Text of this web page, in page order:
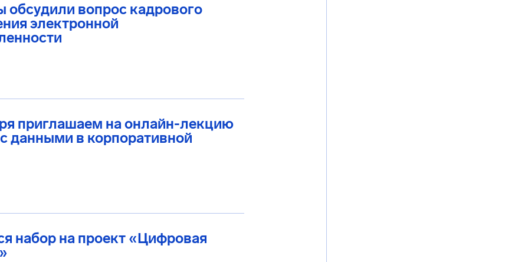
обсудили вопрос кадрового
электронной
приглашаем на онлайн-лекцию
данными в корпоративной
набор на проект «Цифровая